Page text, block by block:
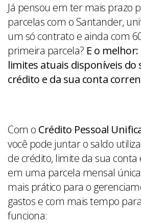
Já pensou em ter mais prazo
parcelas com o Santander,
um só contrato e ainda com
primeira parcela? E o
limites atuais disponíveis do
crédito e da sua conta
Com o Crédito Pessoal
você pode juntar o saldo
de crédito, limite da sua conta
em uma parcela mensal
mais prático para o
gastos e com mais tempo
funciona: